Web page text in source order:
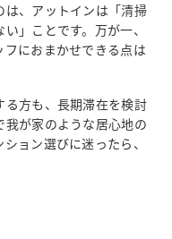
は、アットインは「清掃
」ことです。万が一、
フにおまかせできる点は
方も、長期滞在を検討
我が家のような居心地の
ョン選びに迷ったら、